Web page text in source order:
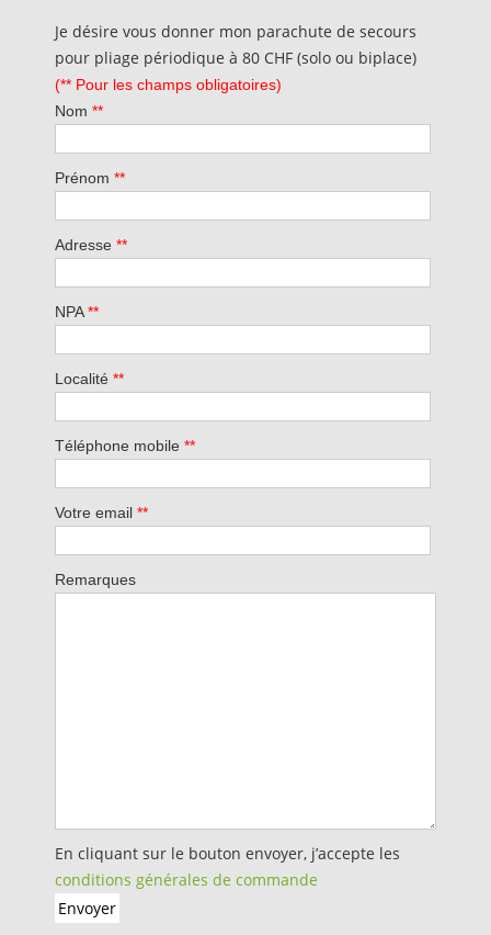
Je désire vous donner mon parachute de secours
pour pliage périodique à 80 CHF (solo ou biplace)
(** Pour les champs obligatoires)
Nom **
Prénom **
Adresse **
NPA**
Localité **
Téléphone mobile **
Votre email **
Remarques
En cliquant sur le bouton envoyer, j’accepte les
conditions générales de commande